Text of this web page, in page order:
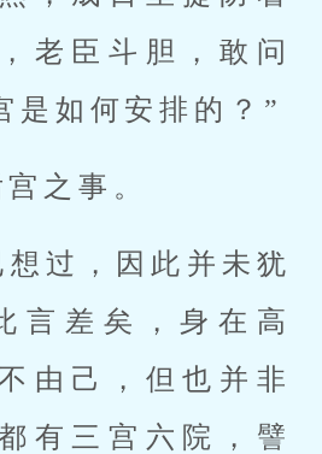
老臣斗胆，敢问
是如何安排的？”
之事。
想过，因此并未犹
言差矣，身在高
由己，但也并非
有三宫六院，譬